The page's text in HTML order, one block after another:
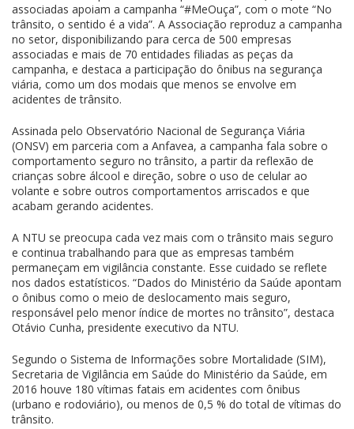
associadas apoiam a campanha “#MeOuça”, com o mote “No
trânsito, o sentido é a vida”. A Associação reproduz a campanha
no setor, disponibilizando para cerca de 500 empresas
associadas e mais de 70 entidades filiadas as peças da
campanha, e destaca a participação do ônibus na segurança
viária, como um dos modais que menos se envolve em
acidentes de trânsito.
Assinada pelo Observatório Nacional de Segurança Viária
(ONSV) em parceria com a Anfavea, a campanha fala sobre o
comportamento seguro no trânsito, a partir da reflexão de
crianças sobre álcool e direção, sobre o uso de celular ao
volante e sobre outros comportamentos arriscados e que
acabam gerando acidentes.
A NTU se preocupa cada vez mais com o trânsito mais seguro
e continua trabalhando para que as empresas também
permaneçam em vigilância constante. Esse cuidado se reflete
nos dados estatísticos. “Dados do Ministério da Saúde apontam
o ônibus como o meio de deslocamento mais seguro,
responsável pelo menor índice de mortes no trânsito”, destaca
Otávio Cunha, presidente executivo da NTU.
Segundo o Sistema de Informações sobre Mortalidade (SIM),
Secretaria de Vigilância em Saúde do Ministério da Saúde, em
2016 houve 180 vítimas fatais em acidentes com ônibus
(urbano e rodoviário), ou menos de 0,5 % do total de vítimas do
trânsito.